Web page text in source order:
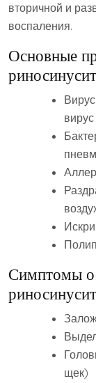
вторичной и
воспаления.
Основные
Симптомы
щек)